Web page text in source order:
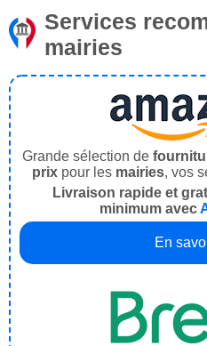
Services
mairies
Grande sélection de
prix pour les mairies, vos
Livraison rapide et
minimum avec
En